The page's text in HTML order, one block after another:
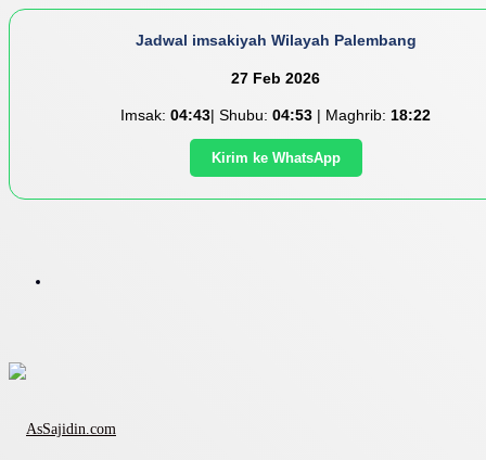
Jadwal imsakiyah Wilayah Palembang
27 Feb 2026
Imsak: 04:43| Shubu: 04:53 | Maghrib: 18:22
Kirim ke WhatsApp